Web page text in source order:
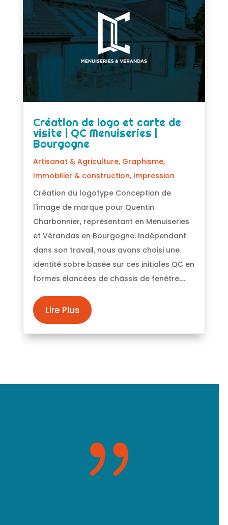
Création de logo et carte de
visite | QC Menuiseries |
Bourgogne
Artisanat & Agriculture, Graphisme,
Immobilier & construction, Impression
Création du logotype Conception de
l'image de marque pour Quentin
Charbonnier, représentant en Menuiseries
et Vérandas en Bourgogne. Indépendant
dans son travail, nous avons choisi une
identité sobre basée sur ces initiales QC en
formes élancées de châssis de fenêtre....
Lire Plus
{